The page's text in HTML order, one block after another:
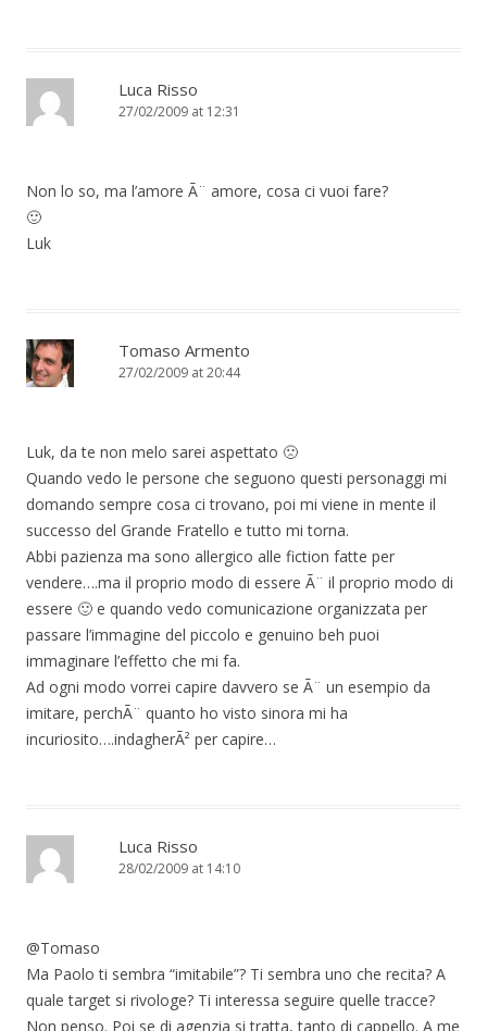
Luca Risso
27/02/2009 at 12:31
Non lo so, ma l’amore Ã¨ amore, cosa ci vuoi fare?
🙂
Luk
Tomaso Armento
27/02/2009 at 20:44
Luk, da te non melo sarei aspettato 🙁
Quando vedo le persone che seguono questi personaggi mi
domando sempre cosa ci trovano, poi mi viene in mente il
successo del Grande Fratello e tutto mi torna.
Abbi pazienza ma sono allergico alle fiction fatte per
vendere….ma il proprio modo di essere Ã¨ il proprio modo di
essere 🙂 e quando vedo comunicazione organizzata per
passare l’immagine del piccolo e genuino beh puoi
immaginare l’effetto che mi fa.
Ad ogni modo vorrei capire davvero se Ã¨ un esempio da
imitare, perchÃ¨ quanto ho visto sinora mi ha
incuriosito….indagherÃ² per capire…
Luca Risso
28/02/2009 at 14:10
@Tomaso
Ma Paolo ti sembra “imitabile”? Ti sembra uno che recita? A
quale target si rivologe? Ti interessa seguire quelle tracce?
Non penso. Poi se di agenzia si tratta, tanto di cappello. A me